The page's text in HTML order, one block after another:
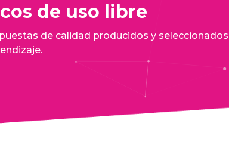
de uso libre
de calidad producidos y